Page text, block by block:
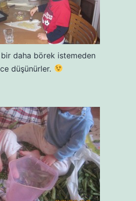
bir daha börek istemeden
düşünürler.